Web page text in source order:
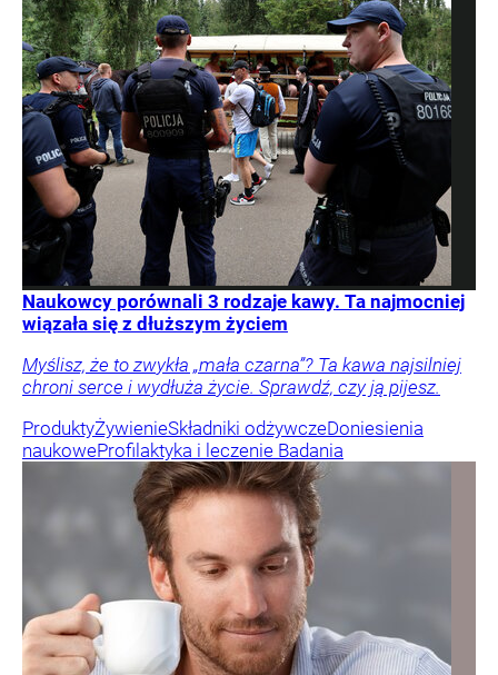
Naukowcy porównali 3 rodzaje kawy. Ta najmocniej
wiązała się z dłuższym życiem
Myślisz, że to zwykła „mała czarna”? Ta kawa najsilniej
chroni serce i wydłuża życie. Sprawdź, czy ją pijesz.
ProduktyŻywienieSkładniki odżywczeDoniesienia
naukoweProfilaktyka i leczenie Badania